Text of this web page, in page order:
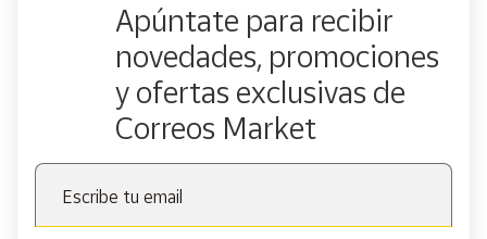
Apúntate para recibir
novedades, promociones
y ofertas exclusivas de
Correos Market
Escribe tu email